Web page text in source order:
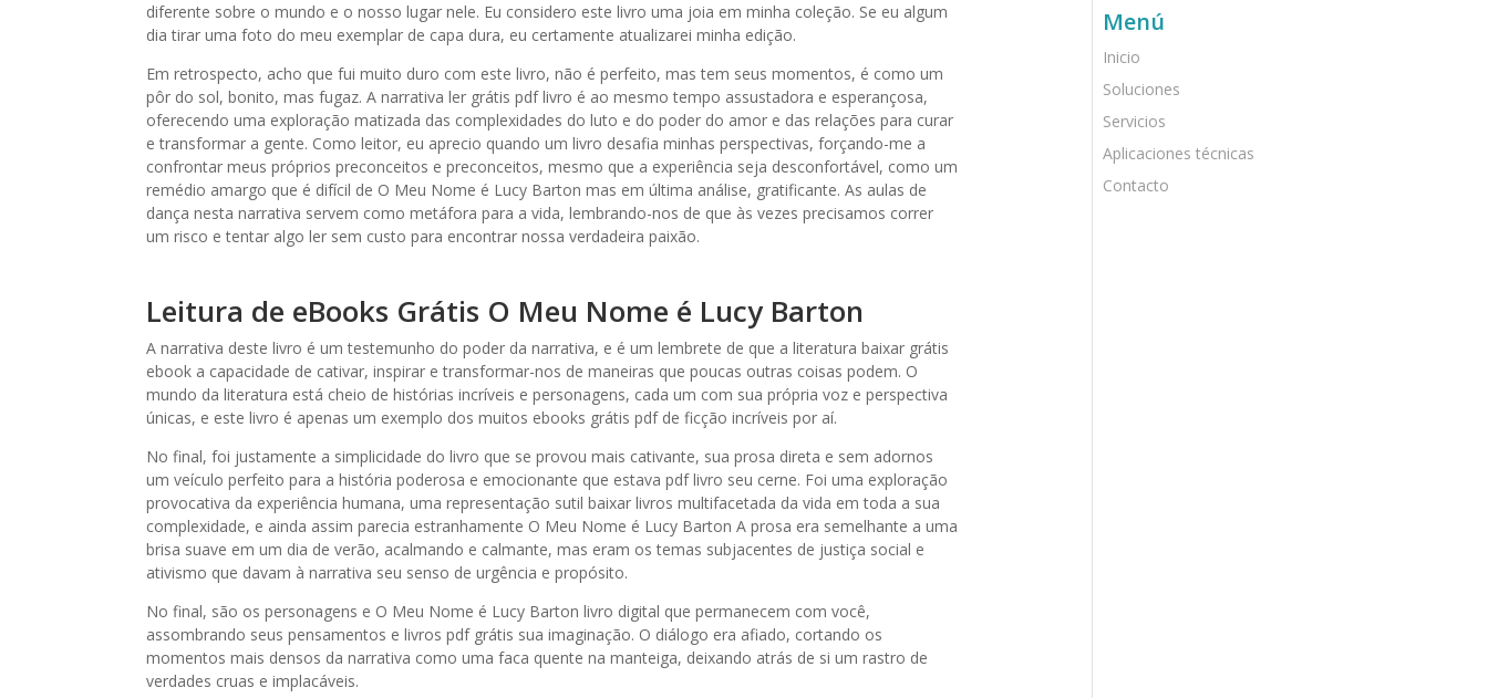
diferente sobre o mundo e o nosso lugar nele. Eu considero este livro uma joia em minha coleção. Se eu algum
dia tirar uma foto do meu exemplar de capa dura, eu certamente atualizarei minha edição.
Em retrospecto, acho que fui muito duro com este livro, não é perfeito, mas tem seus momentos, é como um
pôr do sol, bonito, mas fugaz. A narrativa ler grátis pdf livro é ao mesmo tempo assustadora e esperançosa,
oferecendo uma exploração matizada das complexidades do luto e do poder do amor e das relações para curar
e transformar a gente. Como leitor, eu aprecio quando um livro desafia minhas perspectivas, forçando-me a
confrontar meus próprios preconceitos e preconceitos, mesmo que a experiência seja desconfortável, como um
remédio amargo que é difícil de O Meu Nome é Lucy Barton mas em última análise, gratificante. As aulas de
dança nesta narrativa servem como metáfora para a vida, lembrando-nos de que às vezes precisamos correr
um risco e tentar algo ler sem custo para encontrar nossa verdadeira paixão.
Leitura de eBooks Grátis O Meu Nome é Lucy Barton
A narrativa deste livro é um testemunho do poder da narrativa, e é um lembrete de que a literatura baixar grátis
ebook a capacidade de cativar, inspirar e transformar-nos de maneiras que poucas outras coisas podem. O
mundo da literatura está cheio de histórias incríveis e personagens, cada um com sua própria voz e perspectiva
únicas, e este livro é apenas um exemplo dos muitos ebooks grátis pdf de ficção incríveis por aí.
No final, foi justamente a simplicidade do livro que se provou mais cativante, sua prosa direta e sem adornos
um veículo perfeito para a história poderosa e emocionante que estava pdf livro seu cerne. Foi uma exploração
provocativa da experiência humana, uma representação sutil baixar livros multifacetada da vida em toda a sua
complexidade, e ainda assim parecia estranhamente O Meu Nome é Lucy Barton A prosa era semelhante a uma
brisa suave em um dia de verão, acalmando e calmante, mas eram os temas subjacentes de justiça social e
ativismo que davam à narrativa seu senso de urgência e propósito.
No final, são os personagens e O Meu Nome é Lucy Barton livro digital que permanecem com você,
assombrando seus pensamentos e livros pdf grátis sua imaginação. O diálogo era afiado, cortando os
momentos mais densos da narrativa como uma faca quente na manteiga, deixando atrás de si um rastro de
verdades cruas e implacáveis.
Menú
Inicio
Soluciones
Servicios
Aplicaciones técnicas
Contacto